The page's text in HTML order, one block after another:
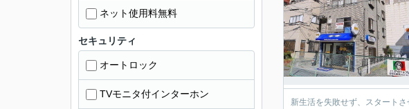
新生活を失敗せず、スタート
ネット使用料無料
セキュリティ
オートロック
TVモニタ付インターホン